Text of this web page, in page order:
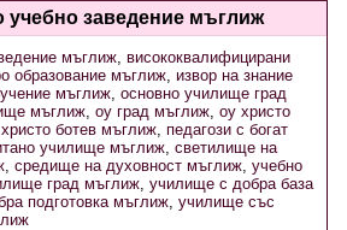
учебно заведение мъглиж
мъглиж, висококвалифицирани
образование мъглиж, извор на знание
мъглиж, основно училище град
мъглиж, оу град мъглиж, оу христо
ботев мъглиж, педагози с богат
училище мъглиж, светилище на
, средище на духовност мъглиж, учебно
град мъглиж, училище с добра база
подготовка мъглиж, училище със